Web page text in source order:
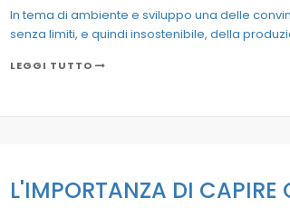
In tema di ambiente e sviluppo una delle
senza limiti, e quindi insostenibile, della
LEGGI TUTTO
L'IMPORTANZA DI CAPIRE